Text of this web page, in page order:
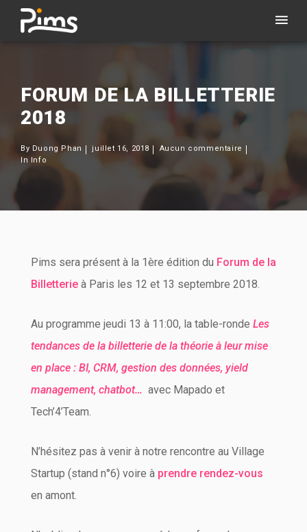
FORUM DE LA BILLETTERIE
2018
By Duong Phan juillet 16, 2018
Aucun commentaire
In Info
Pims sera présent à la 1ère édition du Forum de la
Billetterie à Paris les 12 et 13 septembre 2018.
Au programme jeudi 13 à 11:00, la table-ronde Les
tendances de la billetterie de la théorie à leur mise
en place : BI, CRM, gestion des données, yield
management, chatbot… avec Mapado et
Tech’4’Team.
N’hésitez pas à venir à notre rencontre au Village
Startup (stand n°6) voire à prendre rendez-vous
en amont.